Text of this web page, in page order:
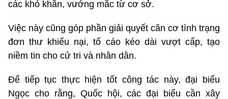
các khó khăn, vướng mắc từ cơ sở.
Việc này cũng góp phần giải quyết căn cơ tình trạng
đơn thư khiếu nại, tố cáo kéo dài vượt cấp, tạo
niềm tin cho cử tri và nhân dân.
Để tiếp tục thực hiện tốt công tác này, đại biểu
Ngọc cho rằng, Quốc hội, các đại biểu cần xây